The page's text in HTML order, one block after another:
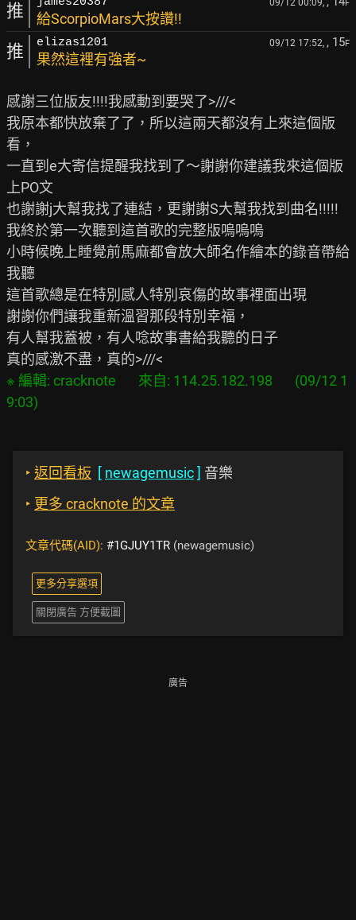
推 09/12 00:09, F
給ScorpioMars大按讚!!
推 elizas1201 09/12 17:52, , 15F
果然這裡有強者~
感謝三位版友!!!!我感動到要哭了>///<
我原本都快放棄了了，所以這兩天都沒有上來這個版
看，
一直到e大寄信提醒我找到了～謝謝你建議我來這個版
上PO文
也謝謝j大幫我找了連結，更謝謝S大幫我找到曲名!!!!!
我終於第一次聽到這首歌的完整版嗚嗚嗚
小時候晚上睡覺前馬麻都會放大師名作繪本的錄音帶給
我聽
這首歌總是在特別感人特別哀傷的故事裡面出現
謝謝你們讓我重新溫習那段特別幸福，
有人幫我蓋被，有人唸故事書給我聽的日子
※ 編輯: cracknote       來自: 114.25.182.198       (09/12 1
‣ 返回看板 [ newagemusic] 音樂
‣ 更多 cracknote 的文章
文章代碼(AID): #1GJUY1TR (newagemusic)
更多分享選項
關閉廣告 方便截圖
廣告